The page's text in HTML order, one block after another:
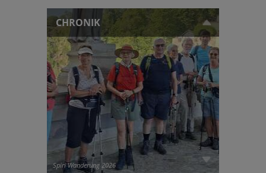
CHRONIK
Spiri Wanderung 2026